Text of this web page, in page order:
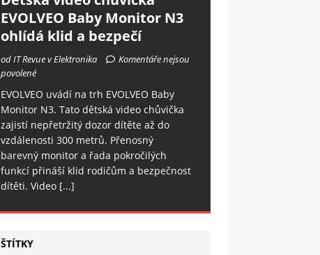
EVOLVEO Baby Monitor N3
ohlídá klid a bezpečí
od IT Revue v Elektronika
Komentáře nejsou
povolené
EVOLVEO uvádí na trh EVOLVEO Baby
Monitor N3. Tato dětská video chůvička
zajistí nepřetržitý dozor dítěte až do
vzdálenosti 300 metrů. Přenosný
barevný monitor a řada pokročilých
funkcí přináší klid rodičům a bezpečnost
dítěti. Video [...]
ŠTÍTKY